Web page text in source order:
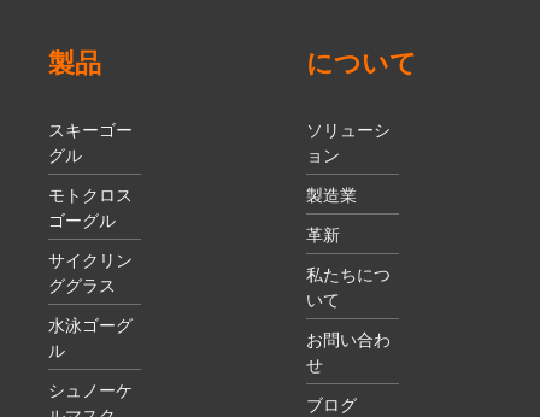
製品
スキーゴー
グル
モトクロス
ゴーグル
サイクリン
ググラス
水泳ゴーグ
ル
シュノーケ
について
ソリューシ
ョン
製造業
革新
私たちにつ
いて
お問い合わ
せ
ブログ